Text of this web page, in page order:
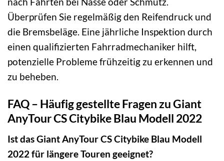
Überprüfen Sie regelmäßig den Reifendruck und
die Bremsbeläge. Eine jährliche Inspektion durch
einen qualifizierten Fahrradmechaniker hilft,
potenzielle Probleme frühzeitig zu erkennen und
zu beheben.
FAQ – Häufig gestellte Fragen zu Giant
AnyTour CS Citybike Blau Modell 2022
Ist das Giant AnyTour CS Citybike Blau Modell
2022 für längere Touren geeignet?